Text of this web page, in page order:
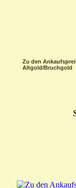
Zu den
Altgold/Bruchgold